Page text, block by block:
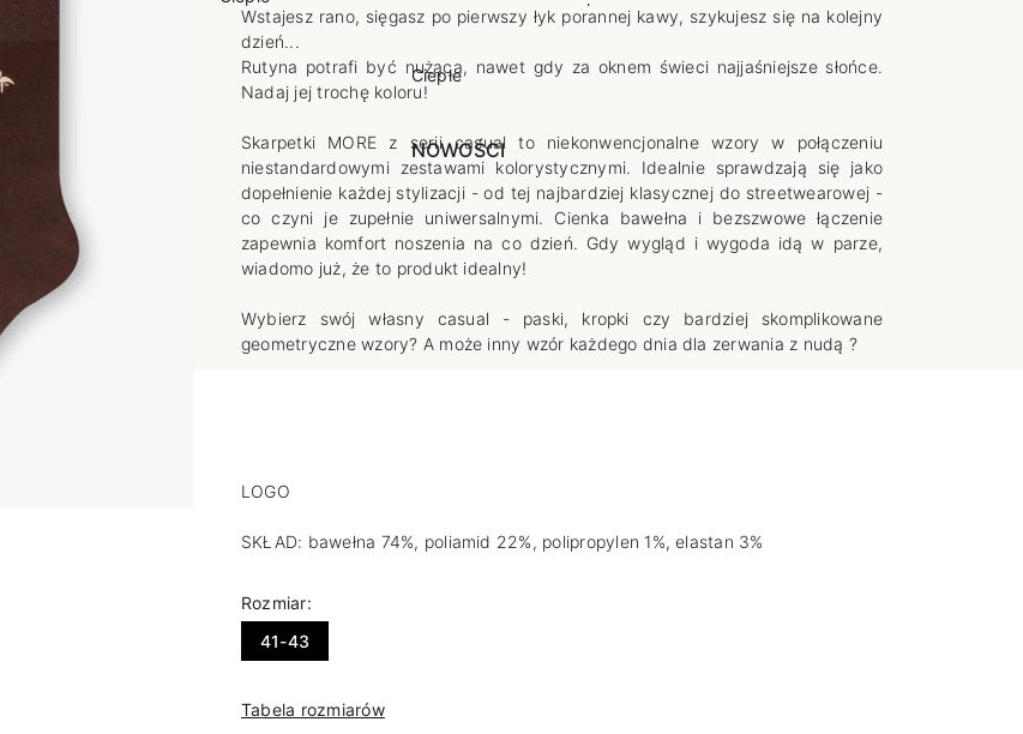
OPAKOWANIA
Antypoślizgowe
Ciepłe
Rozmiar XL
Ciepłe
Wzorowane
NOWOŚCI
Wstajesz rano, sięgasz po pierwszy łyk porannej kawy, szykujesz się na kolejny
dzień...
Rutyna potrafi być nużąca, nawet gdy za oknem świeci najjaśniejsze słońce.
Nadaj jej trochę koloru!
Skarpetki MORE z serii casual to niekonwencjonalne wzory w połączeniu
niestandardowymi zestawami kolorystycznymi. Idealnie sprawdzają się jako
dopełnienie każdej stylizacji - od tej najbardziej klasycznej do streetwearowej -
co czyni je zupełnie uniwersalnymi. Cienka bawełna i bezszwowe łączenie
zapewnia komfort noszenia na co dzień. Gdy wygląd i wygoda idą w parze,
wiadomo już, że to produkt idealny!
Wybierz swój własny casual - paski, kropki czy bardziej skomplikowane
geometryczne wzory? A może inny wzór każdego dnia dla zerwania z nudą ?
LOGO
SKŁAD: bawełna 74%, poliamid 22%, polipropylen 1%, elastan 3%
Rozmiar:
41-43
Tabela rozmiarów